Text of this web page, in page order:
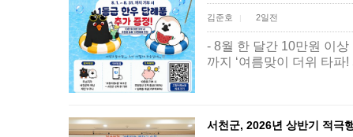
김준호 | 2일전
- 8월 한 달간 10만원 이
까지 ‘여름맞이 더위 타
서천군, 2026년 상반기 적극